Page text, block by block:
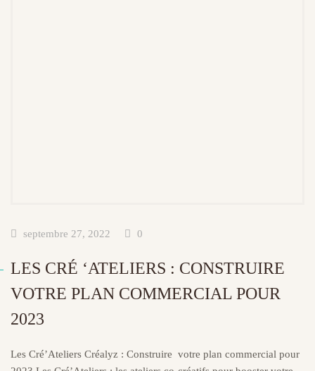
septembre 27, 2022 0
LES CRÉ ‘ATELIERS : CONSTRUIRE
VOTRE PLAN COMMERCIAL POUR
2023
Les Cré’Ateliers Créalyz : Construire votre plan commercial pour